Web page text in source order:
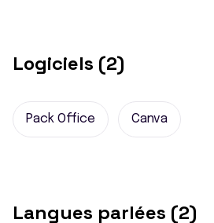
Logiciels (2)
Pack Office Canva
Langues parlées (2)